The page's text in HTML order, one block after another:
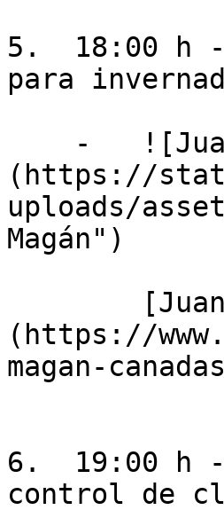
5.  18:00 h -
para
(https://
uploads/
Magán")
(https://
magan-
6.  19:00 h
control de